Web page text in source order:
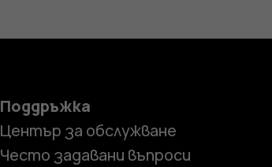
Поддръжка
Център за обслужване
Често задавани въпроси